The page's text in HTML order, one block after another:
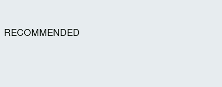
RECOMMENDED